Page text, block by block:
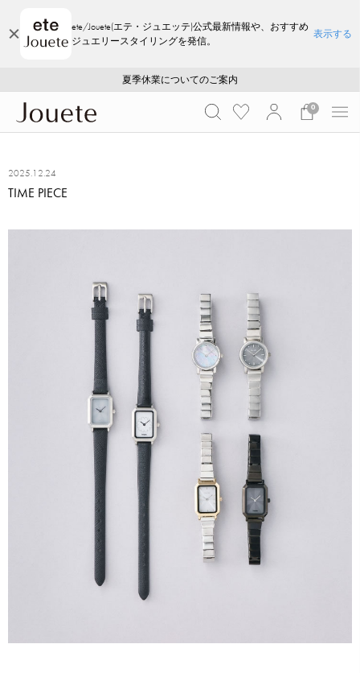
ete/Jouete(エテ・ジュエッテ)公式最新情報や、おすすめ
ジュエリースタイリングを発信。
表示する
採用のご案内
ご注文いただいたお品物のお届け状況について
夏季休業についてのご案内
WEB LIMITED ITEMS >>
採用のご案内
ご注文いただいたお品物のお届け状況について
0
2025.12.24
TIME PIECE